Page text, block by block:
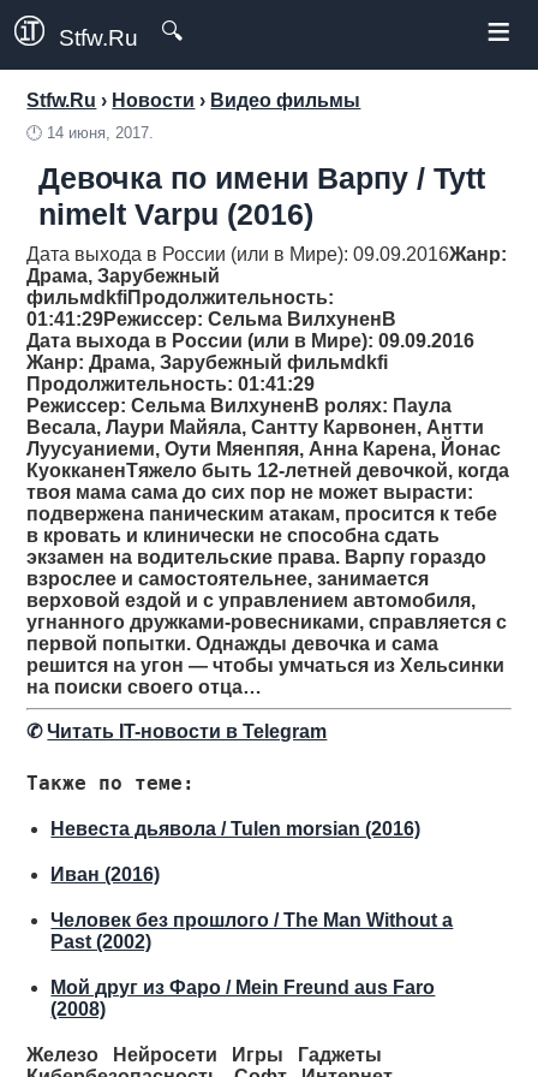
Stfw.Ru 🔍 ≡
Stfw.Ru › Новости › Видео фильмы
🕛 14 июня, 2017.
Девочка по имени Варпу / Tytt
nimelt Varpu (2016)
Дата выхода в России (или в Мире): 09.09.2016Жанр:
Драма, Зарубежный
фильмdkfiПродолжительность:
01:41:29Режиссер: Сельма ВилхуненВ
Дата выхода в России (или в Мире): 09.09.2016
Жанр: Драма, Зарубежный фильмdkfi
Продолжительность: 01:41:29
Режиссер: Сельма ВилхуненВ ролях: Паула
Весала, Лаури Майяла, Сантту Карвонен, Антти
Луусуаниеми, Оути Мяенпяя, Анна Карена, Йонас
КуокканенТяжело быть 12-летней девочкой, когда
твоя мама сама до сих пор не может вырасти:
подвержена паническим атакам, просится к тебе
в кровать и клинически не способна сдать
экзамен на водительские права. Варпу гораздо
взрослее и самостоятельнее, занимается
верховой ездой и с управлением автомобиля,
угнанного дружками-ровесниками, справляется с
первой попытки. Однажды девочка и сама
решится на угон — чтобы умчаться из Хельсинки
на поиски своего отца…
✆Читать IT-новости в Telegram
Также по теме:
Невеста дьявола / Tulen morsian (2016)
Иван (2016)
Человек без прошлого / The Man Without a
Past (2002)
Мой друг из Фаро / Mein Freund aus Faro
(2008)
Железо Нейросети Игры
Гаджеты